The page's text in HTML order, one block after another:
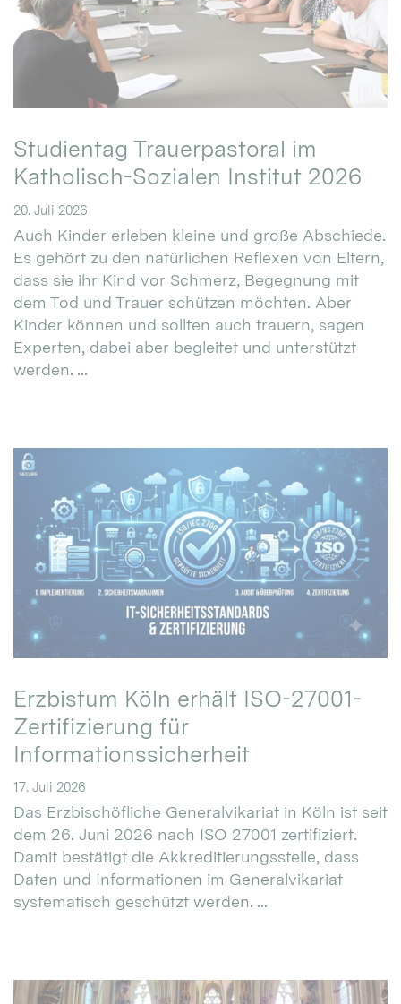
Studientag Trauerpastoral im
Katholisch-Sozialen Institut 2026
20. Juli 2026
Auch Kinder erleben kleine und große Abschiede.
Es gehört zu den natürlichen Reflexen von Eltern,
dass sie ihr Kind vor Schmerz, Begegnung mit
dem Tod und Trauer schützen möchten. Aber
Kinder können und sollten auch trauern, sagen
Experten, dabei aber begleitet und unterstützt
werden. ...
Erzbistum Köln erhält ISO-27001-
Zertifizierung für
Informationssicherheit
17. Juli 2026
Das Erzbischöfliche Generalvikariat in Köln ist seit
dem 26. Juni 2026 nach ISO 27001 zertifiziert.
Damit bestätigt die Akkreditierungsstelle, dass
Daten und Informationen im Generalvikariat
systematisch geschützt werden. ...